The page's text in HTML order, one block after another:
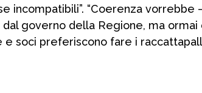
incompatibili”. “Coerenza vorrebbe
dal governo della Regione, ma
e soci preferiscono fare i